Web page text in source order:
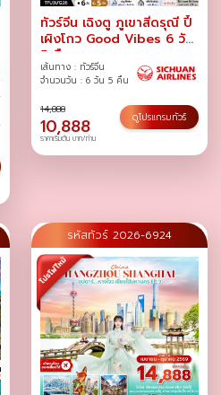
ทัวร์จีน เฉิงตู ภูเขาสี่ดรุณี ปี้
เผิงโกว Good Vibes 6 วัน
5 คืน
เส้นทาง : ทัวร์จีน
จำนวนวัน : 6 วัน 5 คืน
14,888
10,888
ราคาเริ่มต้น บาท/ท่าน
ดูโปรแกรมทัวร์
รหัสทัวร์ 2026-6924